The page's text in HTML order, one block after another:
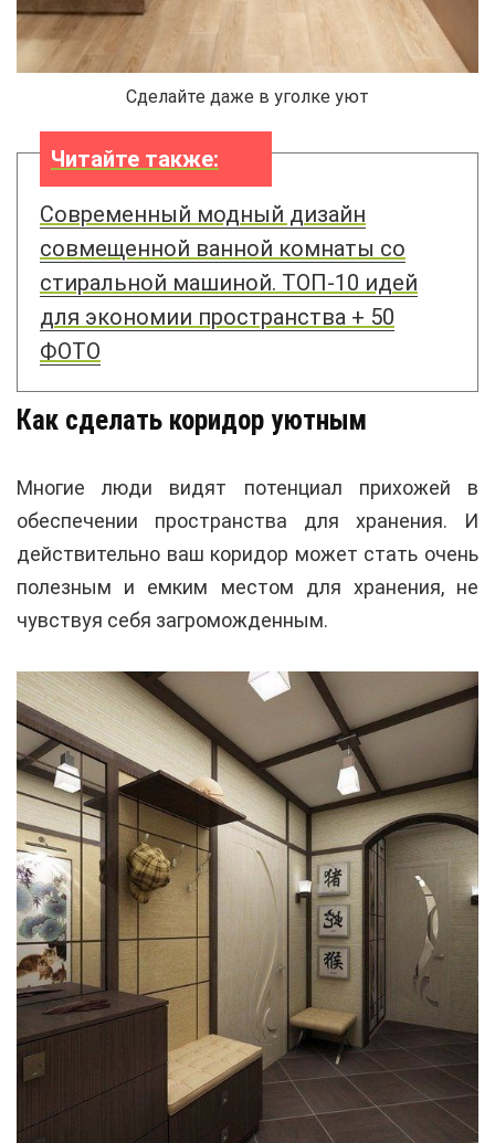
Сделайте даже в уголке уют
Читайте также:
Современный модный дизайн
совмещенной ванной комнаты со
стиральной машиной. ТОП-10 идей
для экономии пространства + 50
ФОТО
Как сделать коридор уютным
Многие люди видят потенциал прихожей в
обеспечении пространства для хранения. И
действительно ваш коридор может стать очень
полезным и емким местом для хранения, не
чувствуя себя загроможденным.